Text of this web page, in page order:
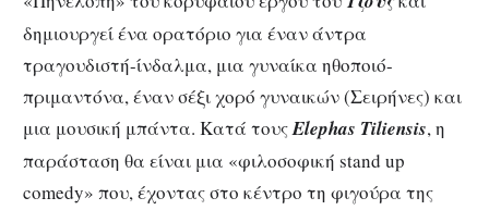
δημιουργεί ένα ορατόριο για έναν άντρα
τραγουδιστή-ίνδαλμα, μια γυναίκα ηθοποιό-
πριμαντόνα, έναν σέξι χορό γυναικών (Σειρήνες) και
μια μουσική μπάντα. Κατά τουςΕlephas Τiliensis, η
παράσταση θα είναι μια «φιλοσοφική stand up
comedy» που, έχοντας στο κέντρο τη φιγούρα της